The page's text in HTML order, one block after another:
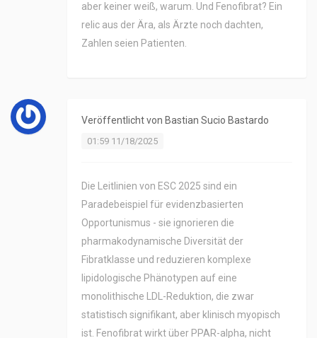
aber keiner weiß, warum. Und Fenofibrat? Ein
relic aus der Ära, als Ärzte noch dachten,
Zahlen seien Patienten.
Veröffentlicht von Bastian Sucio Bastardo
01:59 11/18/2025
Die Leitlinien von ESC 2025 sind ein
Paradebeispiel für evidenzbasierten
Opportunismus - sie ignorieren die
pharmakodynamische Diversität der
Fibratklasse und reduzieren komplexe
lipidologische Phänotypen auf eine
monolithische LDL-Reduktion, die zwar
statistisch signifikant, aber klinisch myopisch
ist. Fenofibrat wirkt über PPAR-alpha, nicht